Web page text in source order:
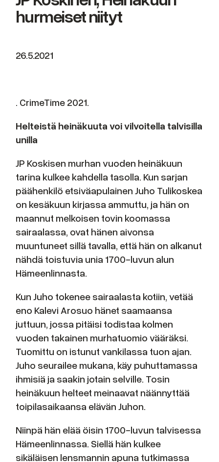
hurmeiset niityt
26.5.2021
. CrimeTime 2021.
Helteistä heinäkuuta voi vilvoitella talvisilla
unilla
JP Koskisen murhan vuoden heinäkuun
tarina kulkee kahdella tasolla. Kun sarjan
päähenkilö etsiväapulainen Juho Tulikoskea
on kesäkuun kirjassa ammuttu, ja hän on
maannut melkoisen tovin koomassa
sairaalassa, ovat hänen aivonsa
muuntuneet sillä tavalla, että hän on alkanut
nähdä toistuvia unia 1700-luvun alun
Hämeenlinnasta.
Kun Juho tokenee sairaalasta kotiin, vetää
eno Kalevi Arosuo hänet saamaansa
juttuun, jossa pitäisi todistaa kolmen
vuoden takainen murhatuomio vääräksi.
Tuomittu on istunut vankilassa tuon ajan.
Juho seurailee mukana, käy puhuttamassa
ihmisiä ja saakin jotain selville. Tosin
heinäkuun helteet meinaavat näännyttää
toipilasaikaansa elävän Juhon.
Niinpä hän elää öisin 1700-luvun talvisessa
Hämeenlinnassa. Siellä hän kulkee
sikäläisen lensmannin apuna tutkimassa